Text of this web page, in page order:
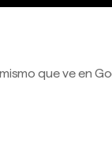
que ve en